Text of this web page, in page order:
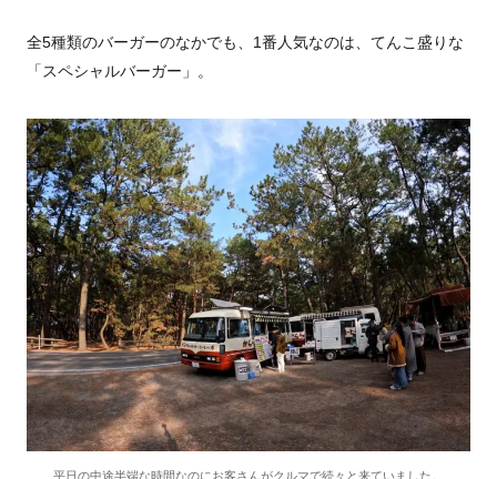
全5種類のバーガーのなかでも、1番人気なのは、てんこ盛りな
「スペシャルバーガー」。
平日の中途半端な時間なのにお客さんがクルマで続々と来ていました。